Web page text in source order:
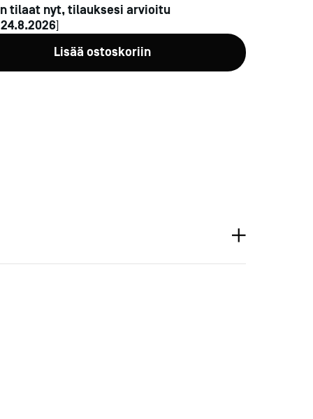
tilaat nyt, tilauksesi arvioitu
24.8.2026]
Lisää ostoskoriin